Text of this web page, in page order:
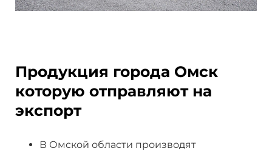
Продукция города Омск
которую отправляют на
экспорт
В Омской области производят